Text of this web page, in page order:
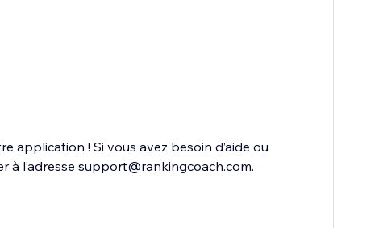
application ! Si vous avez besoin d’aide ou
à l’adresse support@rankingcoach.com.